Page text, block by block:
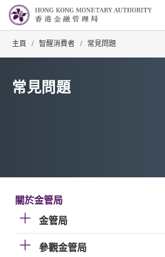
主頁 / 智醒消費者 / 常見問題
常見問題
關於金管局
金管局
參觀金管局